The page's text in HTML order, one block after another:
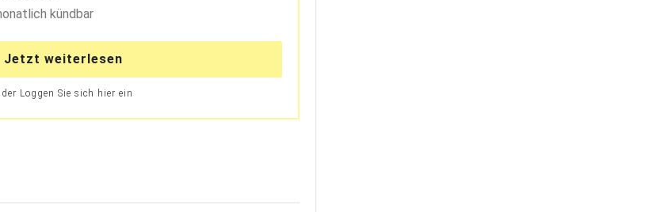
kündbar
Jetzt weiterlesen
Loggen Sie sich hier ein